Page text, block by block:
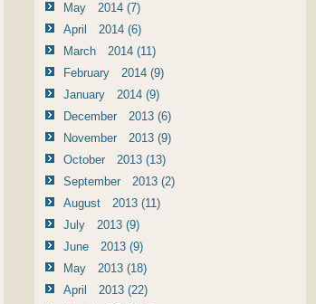
May 2014 (7)
April 2014 (6)
March 2014 (11)
February 2014 (9)
January 2014 (9)
December 2013 (6)
November 2013 (9)
October 2013 (13)
September 2013 (2)
August 2013 (11)
July 2013 (9)
June 2013 (9)
May 2013 (18)
April 2013 (22)